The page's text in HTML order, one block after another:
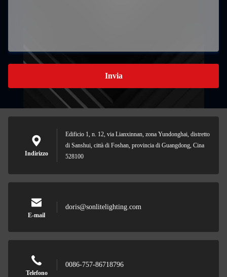
Invia
Indirizzo
Edificio 1, n. 12, via Lianxinnan, zona Yundonghai, distretto
di Sanshui, città di Foshan, provincia di Guangdong, Cina
528100
E-mail
doris@sonlitelighting.com
Telefono
0086-757-86718796